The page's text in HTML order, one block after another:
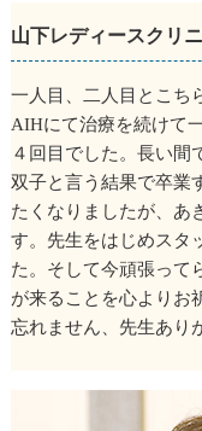
山下レディースクリ
一人目、二人目とこち
AIHにて治療を続けて
４回目でした。長い間
双子と言う結果で卒業
たくなりましたが、あ
す。先生をはじめスタ
た。そして今頑張って
が来ることを心よりお
忘れません、先生あり